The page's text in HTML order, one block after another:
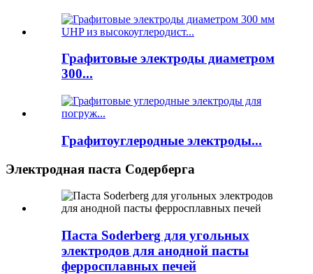
Графитовые электроды диаметром
300...
Графитоуглеродные электроды...
Электродная паста Содерберга
Паста Soderberg для угольных
электродов для анодной пасты
ферросплавных печей